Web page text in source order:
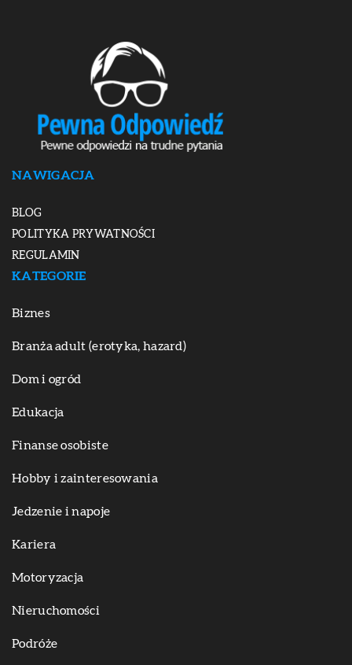
NAWIGACJA
BLOG
POLITYKA PRYWATNOŚCI
REGULAMIN
KATEGORIE
Biznes
Branża adult (erotyka, hazard)
Dom i ogród
Edukacja
Finanse osobiste
Hobby i zainteresowania
Jedzenie i napoje
Kariera
Motoryzacja
Nieruchomości
Podróże